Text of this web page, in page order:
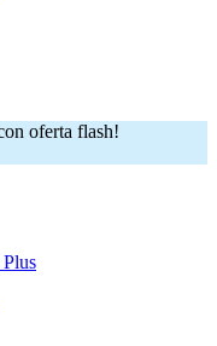
oferta flash!